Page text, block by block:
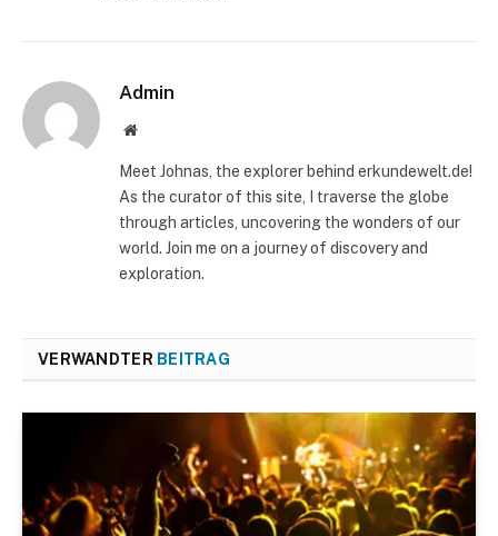
Admin
Website
Meet Johnas, the explorer behind erkundewelt.de!
As the curator of this site, I traverse the globe
through articles, uncovering the wonders of our
world. Join me on a journey of discovery and
exploration.
VERWANDTER BEITRAG